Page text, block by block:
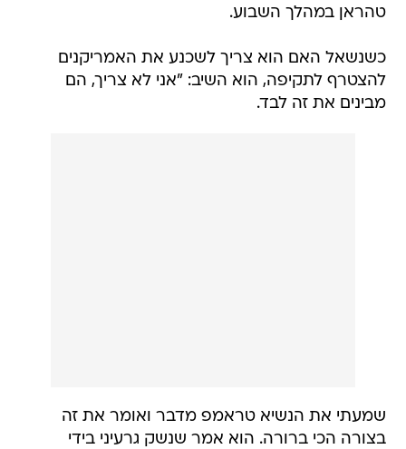
טהראן במהלך השבוע.
כשנשאל האם הוא צריך לשכנע את האמריקנים
להצטרף לתקיפה, הוא השיב: "אני לא צריך, הם
מבינים את זה לבד.
שמעתי את הנשיא טראמפ מדבר ואומר את זה
בצורה הכי ברורה. הוא אמר שנשק גרעיני בידי